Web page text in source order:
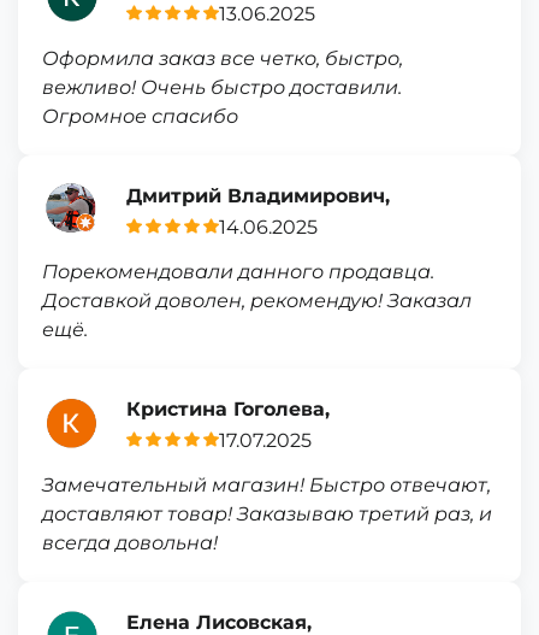
13.06.2025
Оформила заказ все четко, быстро,
вежливо! Очень быстро доставили.
Огромное спасибо
Дмитрий Владимирович,
14.06.2025
Порекомендовали данного продавца.
Доставкой доволен, рекомендую! Заказал
ещё.
Кристина Гоголева,
17.07.2025
Замечательный магазин! Быстро отвечают,
доставляют товар! Заказываю третий раз, и
всегда довольна!
Елена Лисовская,